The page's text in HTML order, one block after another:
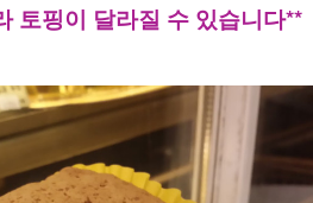
토핑이 달라질 수 있습니다**